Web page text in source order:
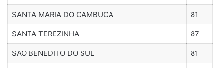
SANTA MARIA DO CAMBUCA 81
SANTA TEREZINHA 87
SAO BENEDITO DO SUL 81